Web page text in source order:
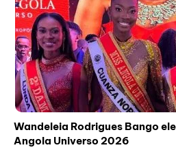
Wandeleia Rodrigues Bango
Angola Universo 2026